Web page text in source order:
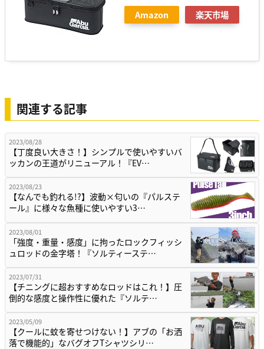
Amazon 楽天市場
関連する記事
2023/08/28
【丁度良い大きさ！】シンプルで使いやすいバ
ッカンの王道がリニューアル！『EV…
2023/08/23
【なんでも釣れる!?】波動×匂いの『パルステ
ール』に様々な魚種に使いやすい3…
2023/08/01
「強度・重量・感度」に拘ったロックフィッシ
ュロッドの金字塔！『ソルティーステ…
2023/07/31
【チニングに超おすすめなロッドはこれ！】圧
倒的な感度と操作性に優れた『ソルテ…
2023/05/09
【クールに蚊を寄せつけない！】アブの「お洒
落で機能的」なバグオフTシャツシリ…